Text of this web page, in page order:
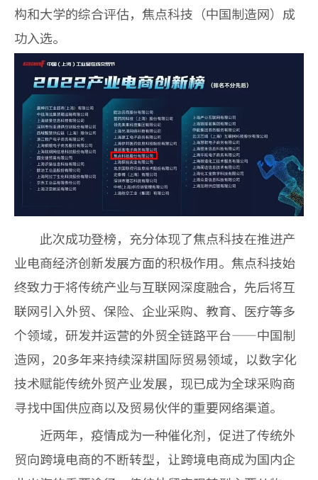
构和大学的综合评估，焦点科技（中国制造网）成
功入选。
此次成功登榜，充分体现了焦点科技在推进产
业电商经济创新发展方面的积极作用。焦点科技始
终致力于将传统产业与互联网深度融合，先后将互
联网引入外贸、保险、企业采购、教育、医疗等多
个领域，研发并运营的外贸全链路平台——中国制
造网， 20多年来持续深耕国际贸易领域，以数字化
技术赋能传统外贸产业发展，现已成为全球采购商
寻找中国供应商以及贸易伙伴的重要网络渠道。
近两年，疫情成为一种催化剂，促进了传统外
贸向跨境电商的不断转型，让跨境电商成为国内企